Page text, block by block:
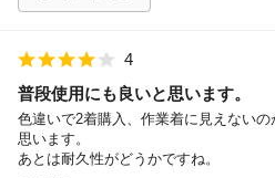
4
普段使用にも良いと思います。
色違いで2着購入、作業着に見えない
思います。
あとは耐久性がどうかですね。